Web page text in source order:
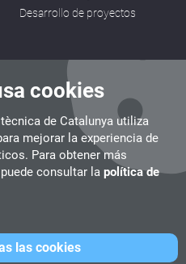
cookies
de Catalunya utiliza
mejorar la experiencia de
Para obtener más
consultar la política de
las cookies
Desarrollo de proyectos
Terrassa